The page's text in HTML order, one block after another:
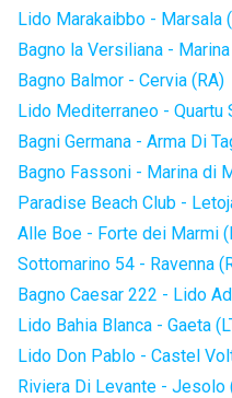
Lido Marakaibbo - Marsala
Bagno la Versiliana -
Bagno Balmor - Cervia (RA)
Lido Mediterraneo - Quartu
Bagni Germana - Arma Di
Bagno Fassoni - Marina di
Paradise Beach Club -
Alle Boe - Forte dei Marmi
Sottomarino 54 - Ravenna
Bagno Caesar 222 - Lido
Lido Bahia Blanca - Gaeta
Lido Don Pablo - Castel
Riviera Di Levante - Jesolo